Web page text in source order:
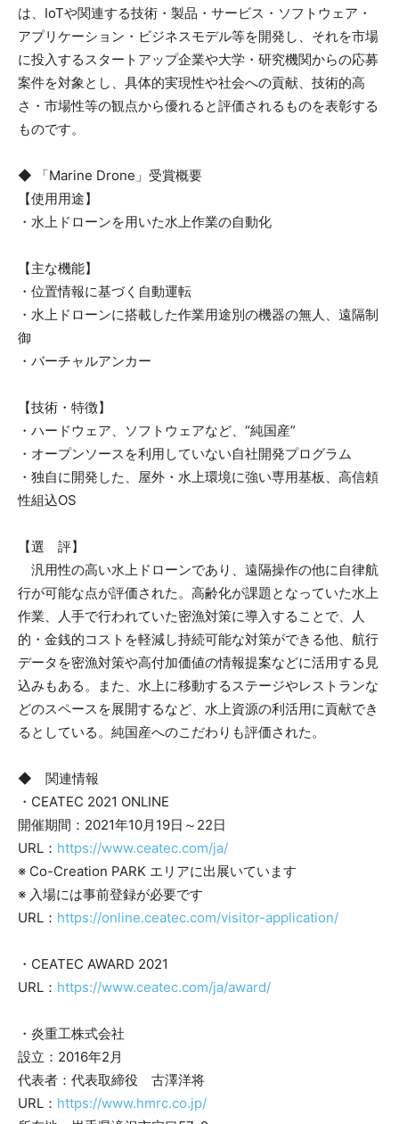
は、IoTや関連する技術・製品・サービス・ソフトウェア・
アプリケーション・ビジネスモデル等を開発し、それを市場
に投入するスタートアップ企業や大学・研究機関からの応募
案件を対象とし、具体的実現性や社会への貢献、技術的高
さ・市場性等の観点から優れると評価されるものを表彰する
ものです。
◆ 「Marine Drone」受賞概要
【使用用途】
・水上ドローンを用いた水上作業の自動化
【主な機能】
・位置情報に基づく自動運転
・水上ドローンに搭載した作業用途別の機器の無人、遠隔制
御
・バーチャルアンカー
【技術・特徴】
・ハードウェア、ソフトウェアなど、“純国産”
・オープンソースを利用していない自社開発プログラム
・独自に開発した、屋外・水上環境に強い専用基板、高信頼
性組込OS
【選 評】
汎用性の高い水上ドローンであり、遠隔操作の他に自律航
行が可能な点が評価された。高齢化が課題となっていた水上
作業、人手で行われていた密漁対策に導入することで、人
的・金銭的コストを軽減し持続可能な対策ができる他、航行
データを密漁対策や高付加価値の情報提案などに活用する見
込みもある。また、水上に移動するステージやレストランな
どのスペースを展開するなど、水上資源の利活用に貢献でき
るとしている。純国産へのこだわりも評価された。
◆ 関連情報
・CEATEC 2021 ONLINE
開催期間：2021年10月19日～22日
URL： https://www.ceatec.com/ja/
※ Co-Creation PARK エリアに出展いています
※ 入場には事前登録が必要です
URL： https://online.ceatec.com/visitor-application/
・CEATEC AWARD 2021
URL： https://www.ceatec.com/ja/award/
・炎重工株式会社
設立：2016年2月
代表者：代表取締役 古澤洋将
URL： https://www.hmrc.co.jp/